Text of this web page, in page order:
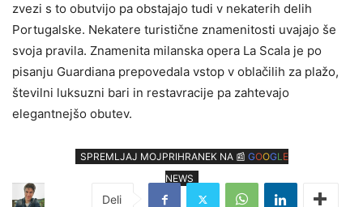
zvezi s to obutvijo pa obstajajo tudi v nekaterih delih
Portugalske. Nekatere turistične znamenitosti uvajajo še
svoja pravila. Znamenita milanska opera La Scala je po
pisanju Guardiana prepovedala vstop v oblačilih za plažo,
številni luksuzni bari in restavracije pa zahtevajo
elegantnejšo obutev.
SPREMLJAJ MOJPRIHRANEK NA 📰 GOOGLE
NEWS